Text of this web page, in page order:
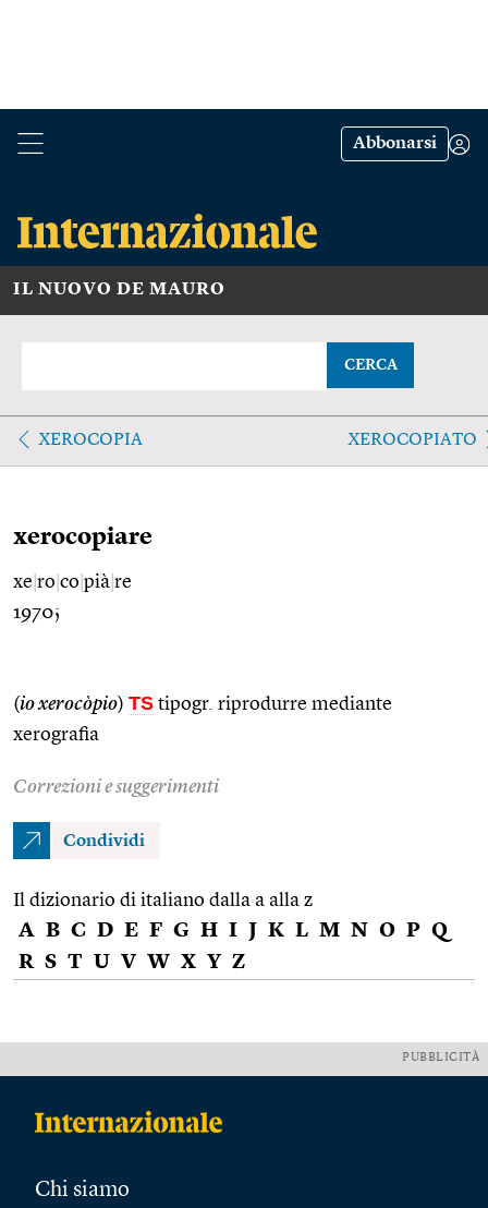
Abbonarsi
IL NUOVO DE MAURO
CERCA
XEROCOPIA XEROCOPIATO
xerocopiare
xe ro co pià re
1970;
(io xerocòpio) TS tipogr. riprodurre mediante
xerografia
Correzioni e suggerimenti
Condividi
Il dizionario di italiano dalla a alla z
A B C D E F G H I J K L M N O P Q
R S T U V W X Y Z
PUBBLICITÀ
Chi siamo